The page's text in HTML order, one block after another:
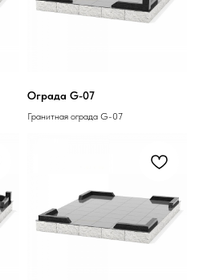
Ограда G-07
Гранитная ограда G-07